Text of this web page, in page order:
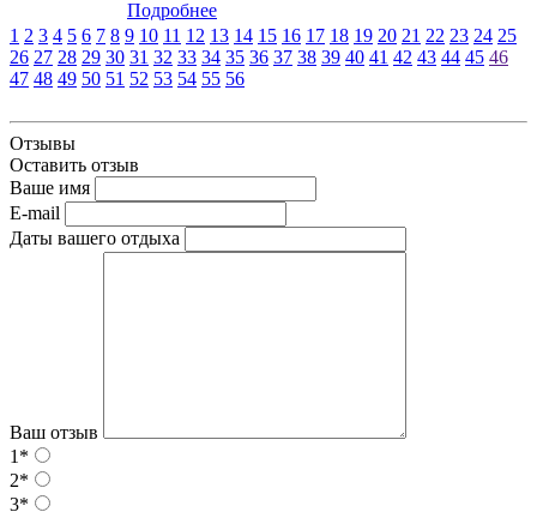
Подробнее
1 2 3 4 5 6 7 8 9 10 11 12 13 14 15 16 17 18 19 20 21 22 23 24 25
26 27 28 29 30 31 32 33 34 35 36 37 38 39 40 41 42 43 44 45 46
47 48 49 50 51 52 53 54 55 56
Отзывы
Оставить отзыв
Ваше имя
E-mail
Даты вашего отдыха
Ваш отзыв
1*
2*
3*